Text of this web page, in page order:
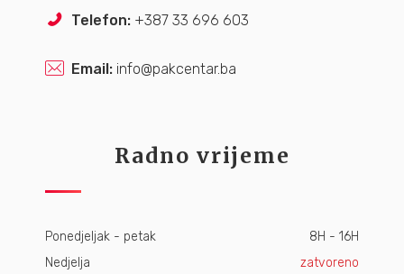
Telefon: +387 33 696 603
Email: info@pakcentar.ba
Radno vrijeme
Ponedjeljak - petak
8H - 16H
Nedjelja
zatvoreno